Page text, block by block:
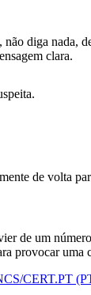
diga nada,
clara.
de volta
de um
provocar
CERT.PT